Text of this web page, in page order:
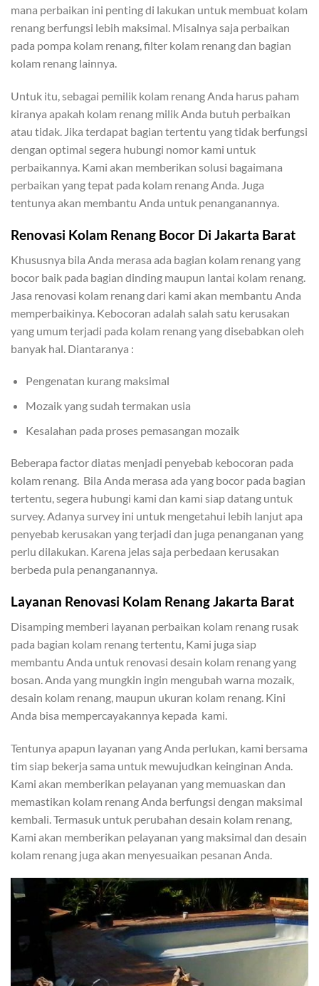
mana perbaikan ini penting di lakukan untuk membuat kolam
renang berfungsi lebih maksimal. Misalnya saja perbaikan
pada pompa kolam renang, filter kolam renang dan bagian
kolam renang lainnya.
Untuk itu, sebagai pemilik kolam renang Anda harus paham
kiranya apakah kolam renang milik Anda butuh perbaikan
atau tidak. Jika terdapat bagian tertentu yang tidak berfungsi
dengan optimal segera hubungi nomor kami untuk
perbaikannya. Kami akan memberikan solusi bagaimana
perbaikan yang tepat pada kolam renang Anda. Juga
tentunya akan membantu Anda untuk penanganannya.
Renovasi Kolam Renang Bocor Di Jakarta Barat
Khususnya bila Anda merasa ada bagian kolam renang yang
bocor baik pada bagian dinding maupun lantai kolam renang.
Jasa renovasi kolam renang dari kami akan membantu Anda
memperbaikinya. Kebocoran adalah salah satu kerusakan
yang umum terjadi pada kolam renang yang disebabkan oleh
banyak hal. Diantaranya :
Pengenatan kurang maksimal
Mozaik yang sudah termakan usia
Kesalahan pada proses pemasangan mozaik
Beberapa factor diatas menjadi penyebab kebocoran pada
kolam renang. Bila Anda merasa ada yang bocor pada bagian
tertentu, segera hubungi kami dan kami siap datang untuk
survey. Adanya survey ini untuk mengetahui lebih lanjut apa
penyebab kerusakan yang terjadi dan juga penanganan yang
perlu dilakukan. Karena jelas saja perbedaan kerusakan
berbeda pula penanganannya.
Layanan Renovasi Kolam Renang Jakarta Barat
Disamping memberi layanan perbaikan kolam renang rusak
pada bagian kolam renang tertentu, Kami juga siap
membantu Anda untuk renovasi desain kolam renang yang
bosan. Anda yang mungkin ingin mengubah warna mozaik,
desain kolam renang, maupun ukuran kolam renang. Kini
Anda bisa mempercayakannya kepada kami.
Tentunya apapun layanan yang Anda perlukan, kami bersama
tim siap bekerja sama untuk mewujudkan keinginan Anda.
Kami akan memberikan pelayanan yang memuaskan dan
memastikan kolam renang Anda berfungsi dengan maksimal
kembali. Termasuk untuk perubahan desain kolam renang,
Kami akan memberikan pelayanan yang maksimal dan desain
kolam renang juga akan menyesuaikan pesanan Anda.